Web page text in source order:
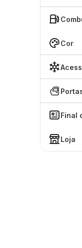
Cor
Final
Loja